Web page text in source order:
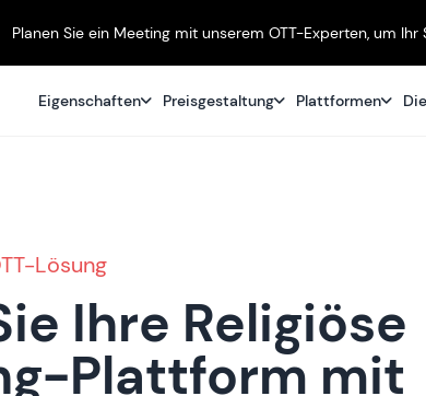
Planen Sie ein Meeting mit unserem OTT-Experten, um
Eigenschaften Preisgestaltung Plattformen
Lösung
Ihre Religiöse
Plattform mit